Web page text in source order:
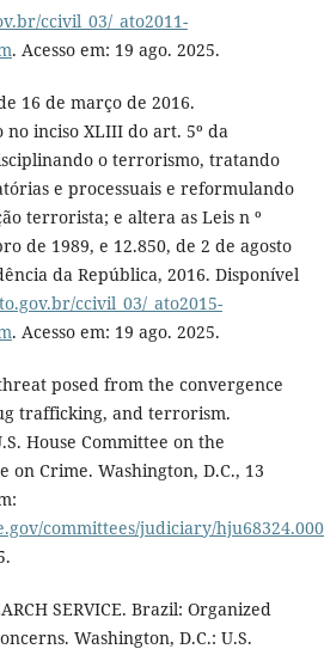
ccivil_03/_ato2011-
. Acesso em: 19 ago. 2025.
16 de março de 2016.
no inciso XLIII do art. 5º da
o terrorismo, tratando
e processuais e reformulando
terrorista; e altera as Leis n º
de 1989, e 12.850, de 2 de agosto
da República, 2016. Disponível
ccivil_03/_ato2015-
. Acesso em: 19 ago. 2025.
posed from the convergence
trafficking, and terrorism.
House Committee on the
on Crime. Washington, D.C., 13
committees/judiciary/
SERVICE. Brazil: Organized
Washington, D.C.: U.S.